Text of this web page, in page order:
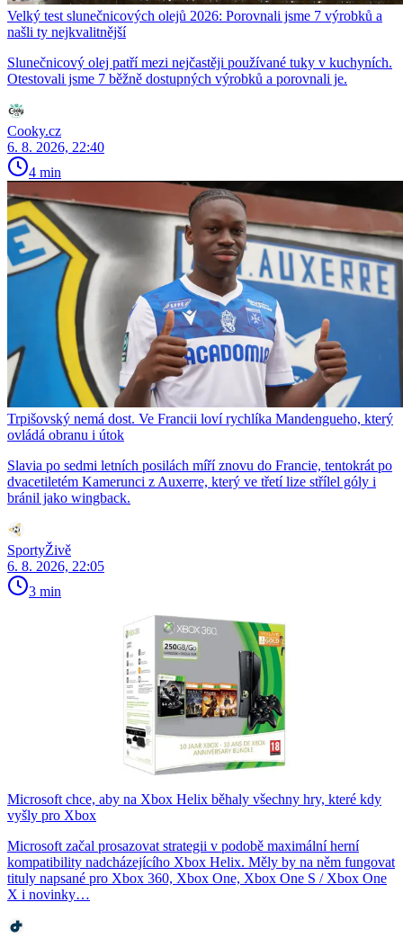
Velký test slunečnicových olejů 2026: Porovnali jsme 7 výrobků a
našli ty nejkvalitnější
Slunečnicový olej patří mezi nejčastěji používané tuky v kuchyních.
Otestovali jsme 7 běžně dostupných výrobků a porovnali je.
Cooky.cz
6. 8. 2026, 22:40
4 min
Trpišovský nemá dost. Ve Francii loví rychlíka Mandengueho, který
ovládá obranu i útok
Slavia po sedmi letních posilách míří znovu do Francie, tentokrát po
dvacetiletém Kamerunci z Auxerre, který ve třetí lize střílel góly i
bránil jako wingback.
SportyŽivě
6. 8. 2026, 22:05
3 min
Microsoft chce, aby na Xbox Helix běhaly všechny hry, které kdy
vyšly pro Xbox
Microsoft začal prosazovat strategii v podobě maximální herní
kompatibility nadcházejícího Xbox Helix. Měly by na něm fungovat
tituly napsané pro Xbox 360, Xbox One, Xbox One S / Xbox One
X i novinky…